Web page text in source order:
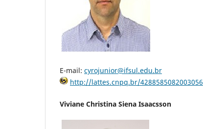
E-mail: cyrojunior@ifsul.edu.br
http://lattes.cnpq.br/4288585082003056
Viviane Christina Siena Isaacsson